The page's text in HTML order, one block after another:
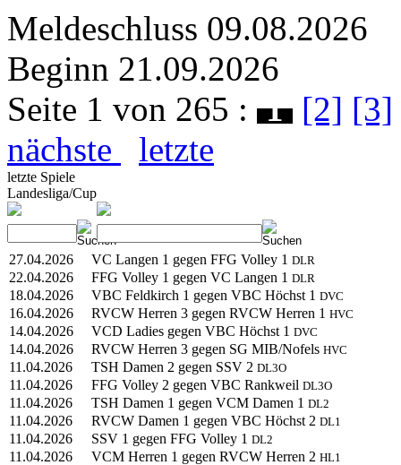
Meldeschluss 09.08.2026
Beginn 21.09.2026
Seite 1 von 265 : 1 [2] [3]
nächste
letzte
letzte Spiele
Landesliga/Cup
27.04.2026 VC Langen 1 gegen FFG Volley 1 DLR
22.04.2026 FFG Volley 1 gegen VC Langen 1 DLR
18.04.2026 VBC Feldkirch 1 gegen VBC Höchst 1 DVC
16.04.2026 RVCW Herren 3 gegen RVCW Herren 1 HVC
14.04.2026 VCD Ladies gegen VBC Höchst 1 DVC
14.04.2026 RVCW Herren 3 gegen SG MIB/Nofels HVC
11.04.2026 TSH Damen 2 gegen SSV 2 DL3O
11.04.2026 FFG Volley 2 gegen VBC Rankweil DL3O
11.04.2026 TSH Damen 1 gegen VCM Damen 1 DL2
11.04.2026 RVCW Damen 1 gegen VBC Höchst 2 DL1
11.04.2026 SSV 1 gegen FFG Volley 1 DL2
11.04.2026 VCM Herren 1 gegen RVCW Herren 2 HL1